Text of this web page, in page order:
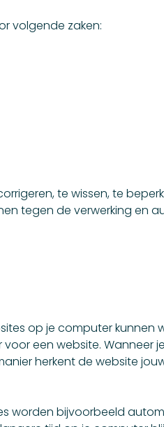
volgende zaken:
te wissen, te
tegen de verwerking en
op je computer
een website. Wanneer
herkent de website
worden bijvoorbeeld